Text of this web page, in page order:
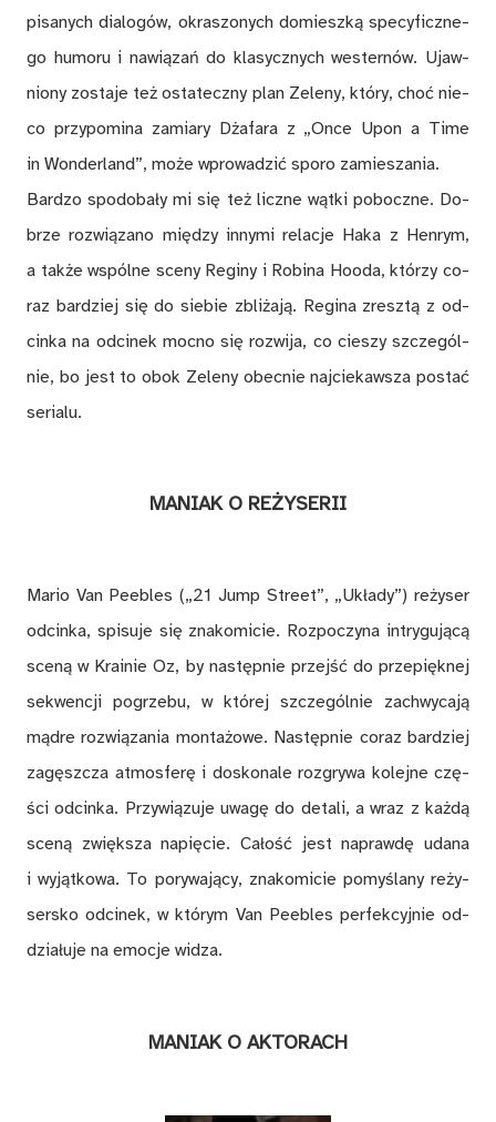
pi­sa­nych dia­lo­gów, okra­szo­nych do­miesz­ką spe­cy­ficz­ne­
go hu­mo­ru i na­wią­zań do kla­sycz­nych wes­ter­nów. Ujaw­
nio­ny zo­sta­je też osta­tecz­ny plan Ze­le­ny, któ­ry, choć nie­
co przy­po­mi­na za­mia­ry Dża­fa­ra z „Once Upon a Time
in Won­der­land”, mo­że wpro­wa­dzić spo­ro za­mie­sza­nia.
Bar­dzo spodo­ba­ły mi się też licz­ne wąt­ki po­bocz­ne. Do­
brze roz­wią­za­no mię­dzy in­ny­mi re­la­cje Haka z Hen­rym,
a tak­że wspól­ne sce­ny Re­gi­ny i Ro­bi­na Hoo­da, któ­rzy co­
raz bar­dziej się do sie­bie zbli­ża­ją. Re­gi­na zresz­tą z od­
cin­ka na od­ci­nek moc­no się roz­wi­ja, co cie­szy szcze­gól­
nie, bo jest to obok Ze­le­ny obec­nie naj­cie­kaw­sza po­stać
se­ria­lu.
MA­NIAK O RE­ŻY­SE­RII
Ma­rio Van Pe­ebles („21 Jump Street”, „Ukła­dy”) re­ży­ser
od­cin­ka, spi­su­je się zna­ko­mi­cie. Roz­po­czy­na in­try­gu­ją­cą
sce­ną w Kra­inie Oz, by na­stęp­nie przejść do prze­pięk­nej
se­kwen­cji po­grze­bu, w któ­rej szcze­gól­nie za­chwy­ca­ją
mą­dre roz­wią­za­nia mon­ta­żo­we. Na­stęp­nie co­raz bar­dziej
za­gęsz­cza at­mos­fe­rę i do­sko­na­le roz­gry­wa ko­lej­ne czę­
ści od­cin­ka. Przy­wią­zu­je uwa­gę do de­ta­li, a wraz z każ­dą
sce­ną zwięk­sza na­pię­cie. Ca­łość jest na­praw­dę uda­na
i wy­jąt­ko­wa. To po­ry­wa­ją­cy, zna­ko­mi­cie po­my­śla­ny re­ży­
ser­sko od­ci­nek, w któ­rym Van Pee­bles per­fek­cyj­nie od­
dzia­łu­je na emo­cje wi­dza.
MA­NIAK O AK­TO­RACH